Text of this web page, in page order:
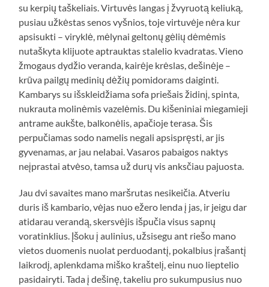
su kerpių taškeliais. Virtuvės langas į žvyruotą keliuką,
pusiau užkėstas senos vyšnios, toje virtuvėje nėra kur
apsisukti – viryklė, mėlynai geltonų gėlių dėmėmis
nutaškyta klijuote aptrauktas stalelio kvadratas. Vieno
žmogaus dydžio veranda, kairėje krėslas, dešinėje –
krūva pailgų medinių dėžių pomidorams daiginti.
Kambarys su išskleidžiama sofa priešais židinį, spinta,
nukrauta molinėmis vazelėmis. Du kišeniniai miegamieji
antrame aukšte, balkonėlis, apačioje terasa. Šis
perpučiamas sodo namelis negali apsispręsti, ar jis
gyvenamas, ar jau nelabai. Vasaros pabaigos naktys
neįprastai atvėso, tamsa už durų vis anksčiau pajuosta.
Jau dvi savaites mano maršrutas nesikeičia. Atveriu
duris iš kambario, vėjas nuo ežero lenda į jas, ir jeigu dar
atidarau verandą, skersvėjis išpučia visus sapnų
voratinklius. Įšoku į aulinius, užsisegu ant riešo mano
vietos duomenis nuolat perduodantį, pokalbius įrašantį
laikrodį, aplenkdama miško kraštelį, einu nuo lieptelio
pasidairyti. Tada į dešinę, takeliu pro sukumpusius nuo